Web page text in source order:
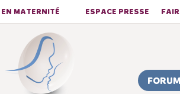
MATERNITÉ ESPACE PRESSE